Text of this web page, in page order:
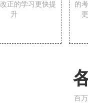
正的学习更快提
升
的
百